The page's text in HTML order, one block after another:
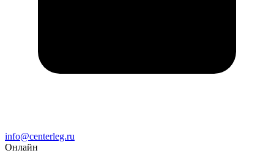
Email
info@centerleg.ru
Онлайн